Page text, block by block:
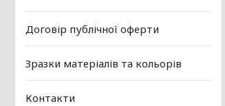
Договір публічної оферти
Зразки матеріалів та кольорів
Контакти